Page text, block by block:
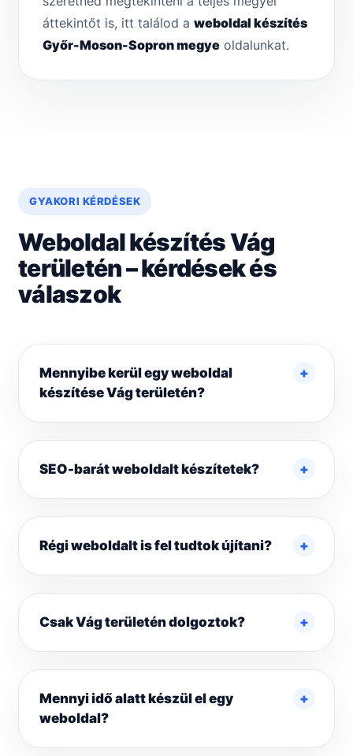
áttekintőt is, itt találod a weboldal készítés
Győr-Moson-Sopron megye oldalunkat.
GYAKORI KÉRDÉSEK
Weboldal készítés Vág
területén – kérdések és
válaszok
Mennyibe kerül egy weboldal
készítése Vág területén?
SEO-barát weboldalt készítetek?
Régi weboldalt is fel tudtok újítani?
Csak Vág területén dolgoztok?
Mennyi idő alatt készül el egy
weboldal?